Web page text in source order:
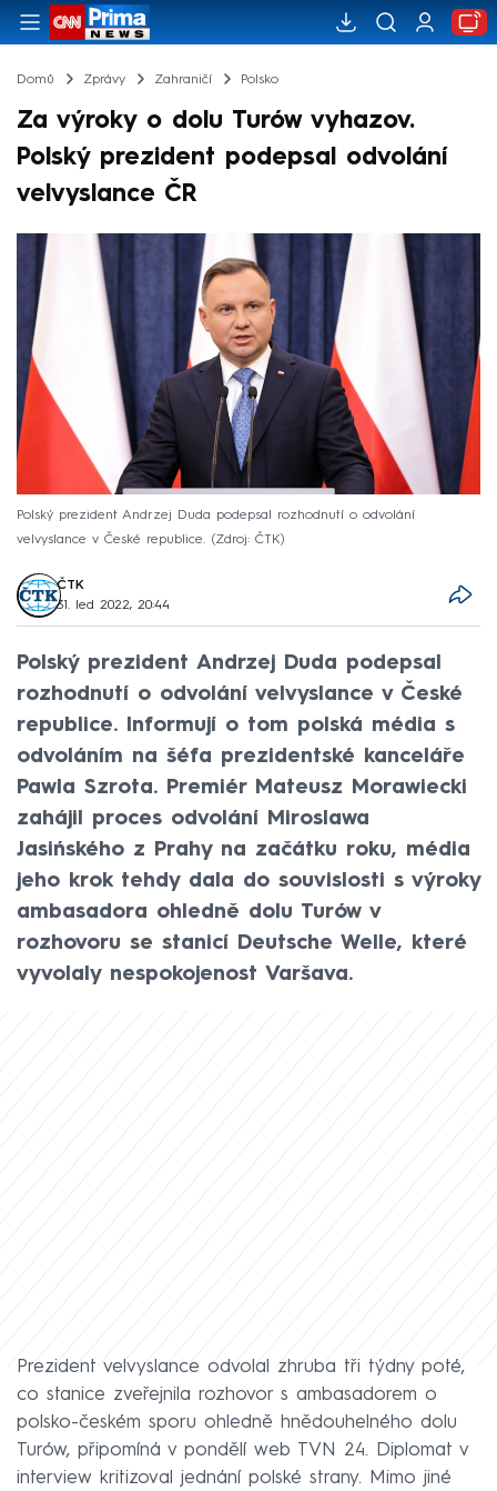
Domů Zprávy Zahraničí Polsko
Za výroky o dolu Turów vyhazov.
Polský prezident podepsal odvolání
velvyslance ČR
Polský prezident Andrzej Duda podepsal rozhodnutí o odvolání
velvyslance v České republice.
Zdroj: ČTK
ČTK
31. led 2022, 20:44
Polský prezident Andrzej Duda podepsal
rozhodnutí o odvolání velvyslance v České
republice. Informují o tom polská média s
odvoláním na šéfa prezidentské kanceláře
Pawla Szrota. Premiér Mateusz Morawiecki
zahájil proces odvolání Miroslawa
Jasińského z Prahy na začátku roku, média
jeho krok tehdy dala do souvislosti s výroky
ambasadora ohledně dolu Turów v
rozhovoru se stanicí Deutsche Welle, které
vyvolaly nespokojenost Varšava.
Prezident velvyslance odvolal zhruba tři týdny poté,
co stanice zveřejnila rozhovor s ambasadorem o
polsko-českém sporu ohledně hnědouhelného dolu
Turów, připomíná v pondělí web TVN 24. Diplomat v
interview kritizoval jednání polské strany. Mimo jiné